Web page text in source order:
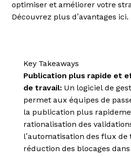
optimiser et améliorer votre
Découvrez plus d’avantages ici.
Key Takeaways
Publication plus rapide et
de travail: Un logiciel de
permet aux équipes de
la publication plus
rationalisation des
l’automatisation des flux de
réduction des blocages